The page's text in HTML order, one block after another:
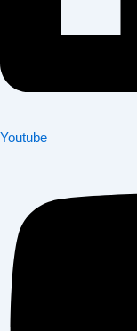
Youtube